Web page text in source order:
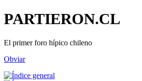
PARTIERON.CL
El primer foro hípico chileno
Obviar